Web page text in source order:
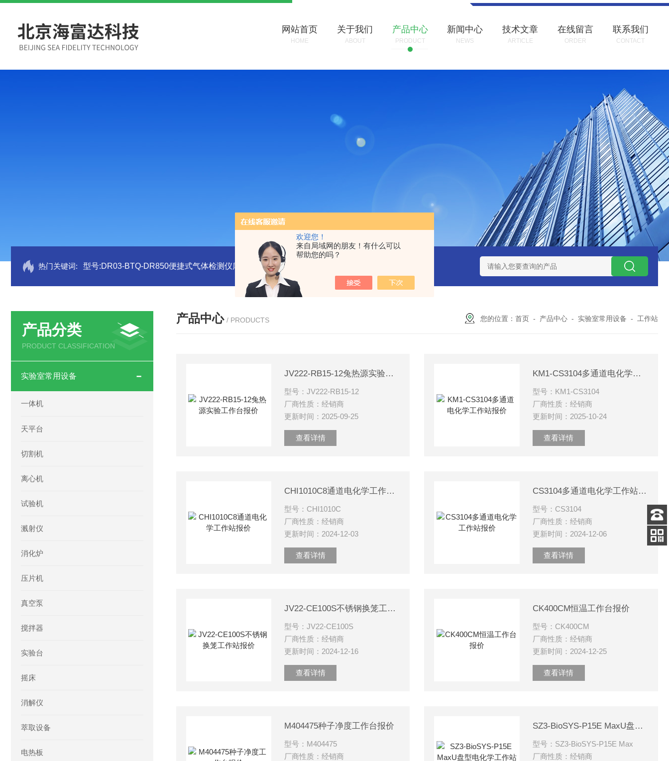
欢迎您！
来自局域网的朋友！有什么可以
帮助您的吗？
网站首页
HOME
关于我们
ABOUT
产品中心
PRODUCT
新闻中心
NEWS
技术文章
ARTICLE
在线留言
ORDER
联系我们
CONTACT
热门关键词: 型号:DR03-BTQ-DR850便捷式气体检测仪库号：M407356 型号:M608-ASTM-Y银片腐蚀比色板ASTM D3241库号：M411843 型号:ENS-3805D蓄电池放电测试仪
产品分类
PRODUCT CLASSIFICATION
实验室常用设备
一体机
天平台
切割机
离心机
试验机
溅射仪
消化炉
压片机
真空泵
搅拌器
实验台
摇床
消解仪
萃取设备
电热板
产品中心 / PRODUCTS 您的位置： 首页 - 产品中心 - 实验室常用设备 - 工作站
JV222-RB15-12兔热源实验工作台报价
型号：JV222-RB15-12
厂商性质：经销商
更新时间：2025-09-25
查看详情
KM1-CS3104多通道电化学工作站报价
型号：KM1-CS3104
厂商性质：经销商
更新时间：2025-10-24
查看详情
CHI1010C8通道电化学工作站报价
型号：CHI1010C
厂商性质：经销商
更新时间：2024-12-03
查看详情
CS3104多通道电化学工作站报价
型号：CS3104
厂商性质：经销商
更新时间：2024-12-06
查看详情
JV22-CE100S不锈钢换笼工作站报价
型号：JV22-CE100S
厂商性质：经销商
更新时间：2024-12-16
查看详情
CK400CM恒温工作台报价
型号：CK400CM
厂商性质：经销商
更新时间：2024-12-25
查看详情
M404475种子净度工作台报价
型号：M404475
厂商性质：经销商
SZ3-BioSYS-P15E MaxU盘型电化学工作站报价
型号：SZ3-BioSYS-P15E Max
厂商性质：经销商
客服
电话